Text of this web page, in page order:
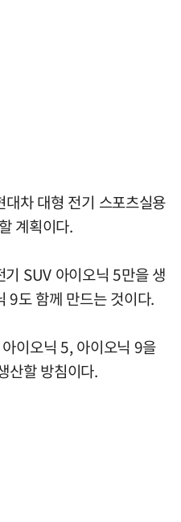
차 대형 전기 스포츠실용
계획이다.
SUV 아이오닉 5만을 생
9도 함께 만드는 것이다.
이오닉 5, 아이오닉 9을
산할 방침이다.